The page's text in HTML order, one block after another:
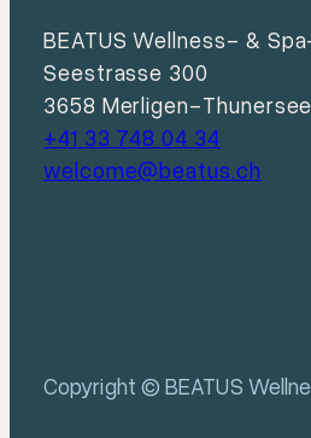
BEATUS Wellness- &
Seestrasse 300
3658 Merligen-Thunersee
+41 33 748 04 34
welcome@beatus.ch
Copyright © BEATUS